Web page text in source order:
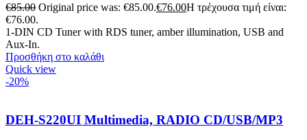
€85.00 Original price was: €85.00.€76.00Η τρέχουσα τιμή είναι:
€76.00.
1-DIN CD Tuner with RDS tuner, amber illumination, USB and
Aux-In.
Προσθήκη στο καλάθι
Quick view
-20%
DEH-S220UI Multimedia, RADIO CD/USB/MP3